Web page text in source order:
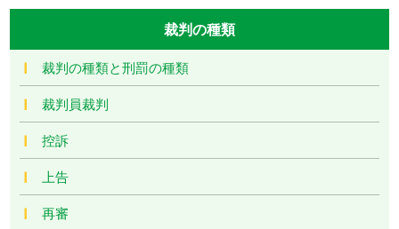
裁判の種類
裁判の種類と刑罰の種類
裁判員裁判
控訴
上告
再審